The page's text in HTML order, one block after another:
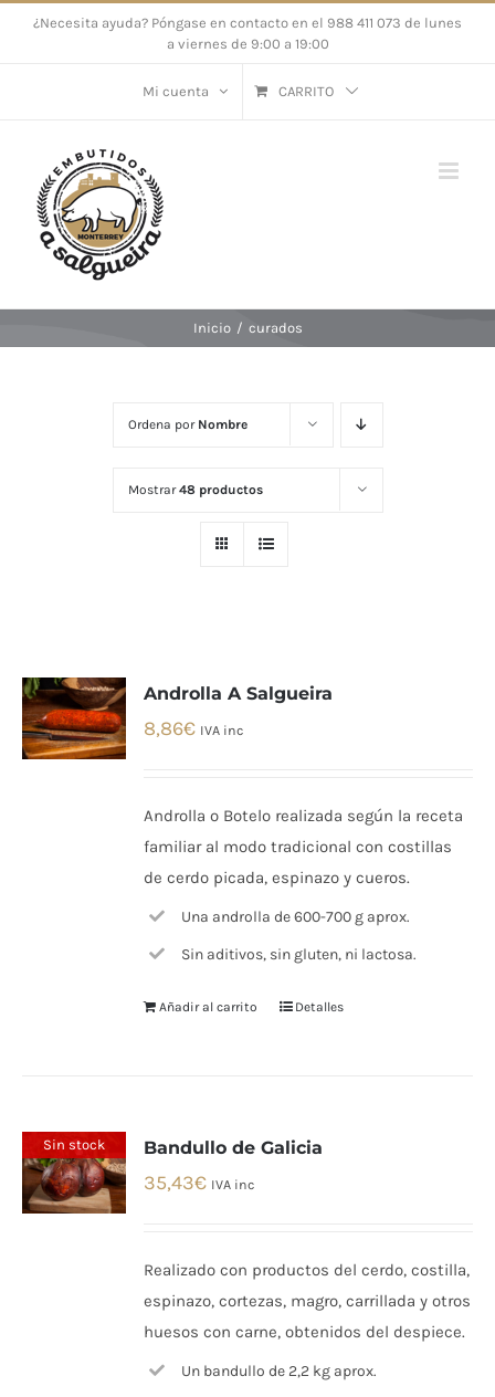
Saltar¿Necesita ayuda? Póngase en contacto en el 988 411 073 de lunes
a viernes de 9:00 a 19:00
Mi cuenta CARRITO
Inicio / curados
Ordena por Nombre
Mostrar48 productos
Androlla A Salgueira
8,86€ IVA inc
Androlla o Botelo realizada según la receta
familiar al modo tradicional con costillas
de cerdo picada, espinazo y cueros.
Una androlla de 600-700 g aprox.
Sin aditivos, sin gluten, ni lactosa.
Añadir al carrito Detalles
Sin stock Bandullo de Galicia
35,43€ IVA inc
Realizado con productos del cerdo, costilla,
espinazo, cortezas, magro, carrillada y otros
huesos con carne, obtenidos del despiece.
Un bandullo de 2,2 kg aprox.